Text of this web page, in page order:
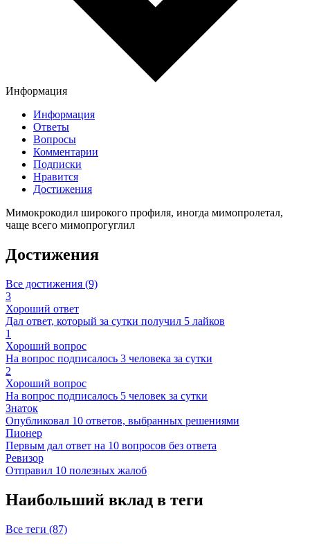
Информация
Информация
Ответы
Вопросы
Комментарии
Подписки
Нравится
Достижения
Мимокрокодил широкого профиля, иногда мимопролетал,
чаще всего мимопрогуглил
Достижения
Все достижения (9)
3
Хороший ответ
Дал ответ, который за сутки получил 5 лайков
1
Хороший вопрос
На вопрос подписалось 3 человека за сутки
2
Хороший вопрос
На вопрос подписалось 5 человек за сутки
Знаток
Опубликовал 10 ответов, выбранных решениями
Пионер
Первым дал ответ на 10 вопросов без ответа
Ревизор
Отправил 10 полезных жалоб
Наибольший вклад в теги
Все теги (87)